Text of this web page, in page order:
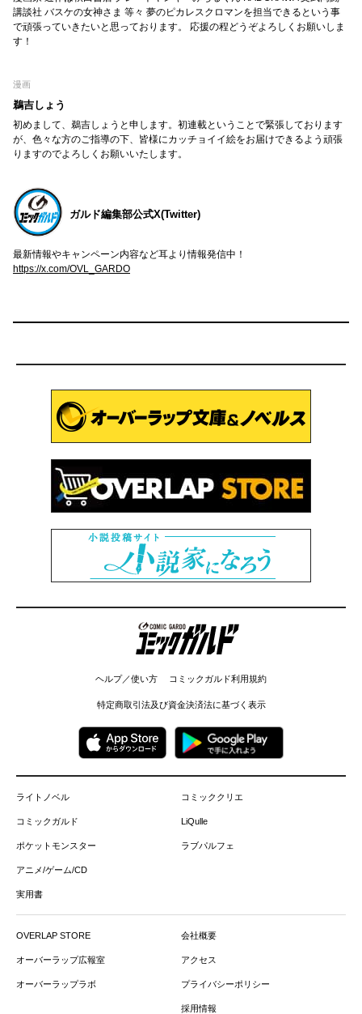
講談社 バスケの女神さま 等々 夢のピカレスクロマンを担当できるという事
で頑張っていきたいと思っております。 応援の程どうぞよろしくお願いしま
す！
漫画
鵜吉しょう
初めまして、鵜吉しょうと申します。初連載ということで緊張しております
が、色々な方のご指導の下、皆様にカッチョイイ絵をお届けできるよう頑張
りますのでよろしくお願いいたします。
ガルド編集部公式X(Twitter)
最新情報やキャンペーン内容など耳より情報発信中！
https://x.com/OVL_GARDO
コミックガルド
ヘルプ／使い方 コミックガルド利用規約
特定商取引法及び資金決済法に基づく表示
ライトノベル
コミックガルド
ポケットモンスター
アニメ/ゲーム/CD
実用書
コミッククリエ
LiQulle
ラブパルフェ
OVERLAP STORE
オーバーラップ広報室
オーバーラップラボ
会社概要
アクセス
プライバシーポリシー
採用情報